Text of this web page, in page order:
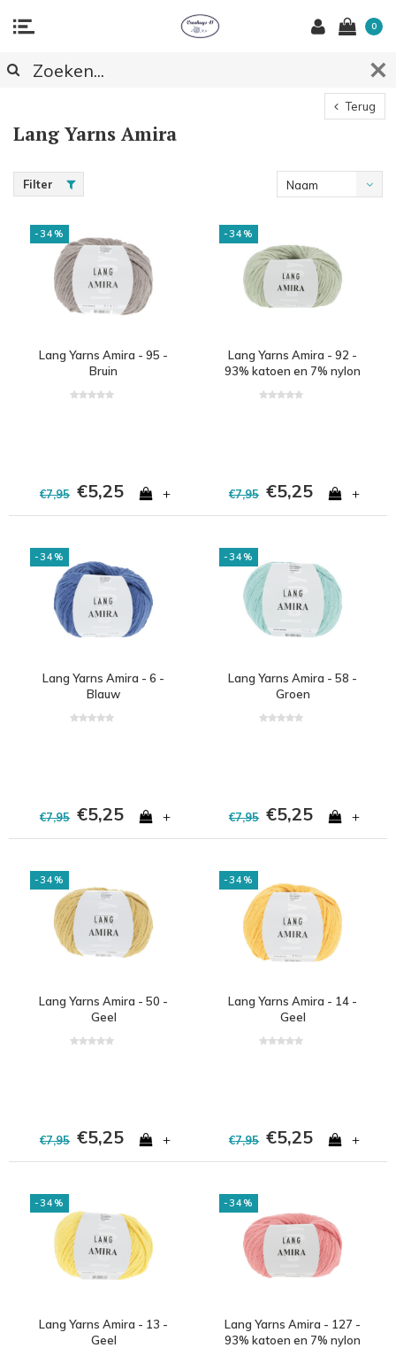
0
Terug
Lang Yarns Amira
Filter
Naam
-34%
Lang Yarns Amira - 95 -
Bruin
€7,95 €5,25 +
-34%
Lang Yarns Amira - 92 -
93% katoen en 7% nylon
€7,95 €5,25 +
-34%
Lang Yarns Amira - 6 -
Blauw
€7,95 €5,25 +
-34%
Lang Yarns Amira - 58 -
Groen
€7,95 €5,25 +
-34%
Lang Yarns Amira - 50 -
Geel
€7,95 €5,25 +
-34%
Lang Yarns Amira - 14 -
Geel
€7,95 €5,25 +
-34%
Lang Yarns Amira - 13 -
Geel
-34%
Lang Yarns Amira - 127 -
93% katoen en 7% nylon